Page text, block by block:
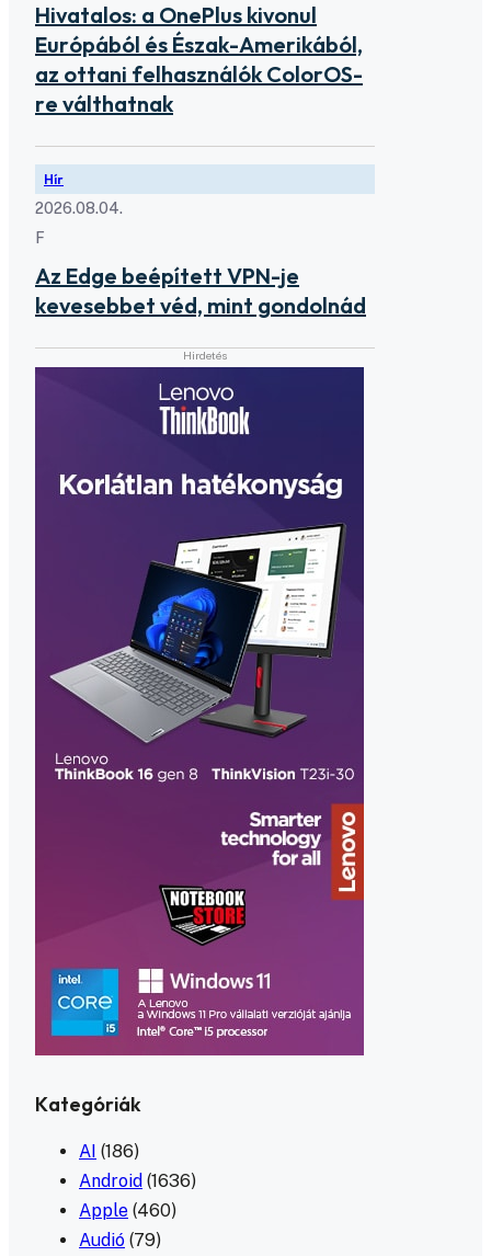
Hivatalos: a OnePlus kivonul
Európából és Észak-Amerikából,
az ottani felhasználók ColorOS-
re válthatnak
Hír
2026.08.04.
F
Az Edge beépített VPN-je
kevesebbet véd, mint gondolnád
Kategóriák
AI (186)
Android (1636)
Apple (460)
Audió (79)